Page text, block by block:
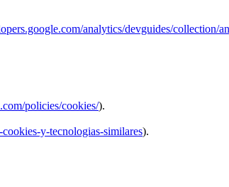
analytics/devguides/collection/
policies/cookies/).
y-tecnologias-similares).